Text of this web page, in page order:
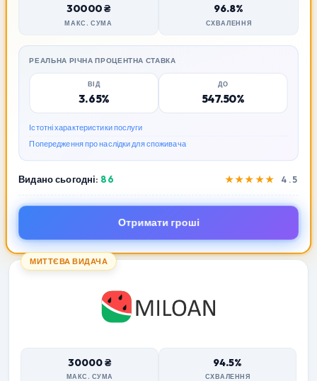
30000 ₴
МАКС. СУМА
96.8%
СХВАЛЕННЯ
РЕАЛЬНА РІЧНА ПРОЦЕНТНА СТАВКА
ВІД
3.65%
ДО
547.50%
Істотні характеристики послуги
Попередження про наслідки для споживача
Видано сьогодні: 86 ★★★★★ 4.5
Отримати гроші
МИТТЄВА ВИДАЧА
30000 ₴
МАКС. СУМА
94.5%
СХВАЛЕННЯ